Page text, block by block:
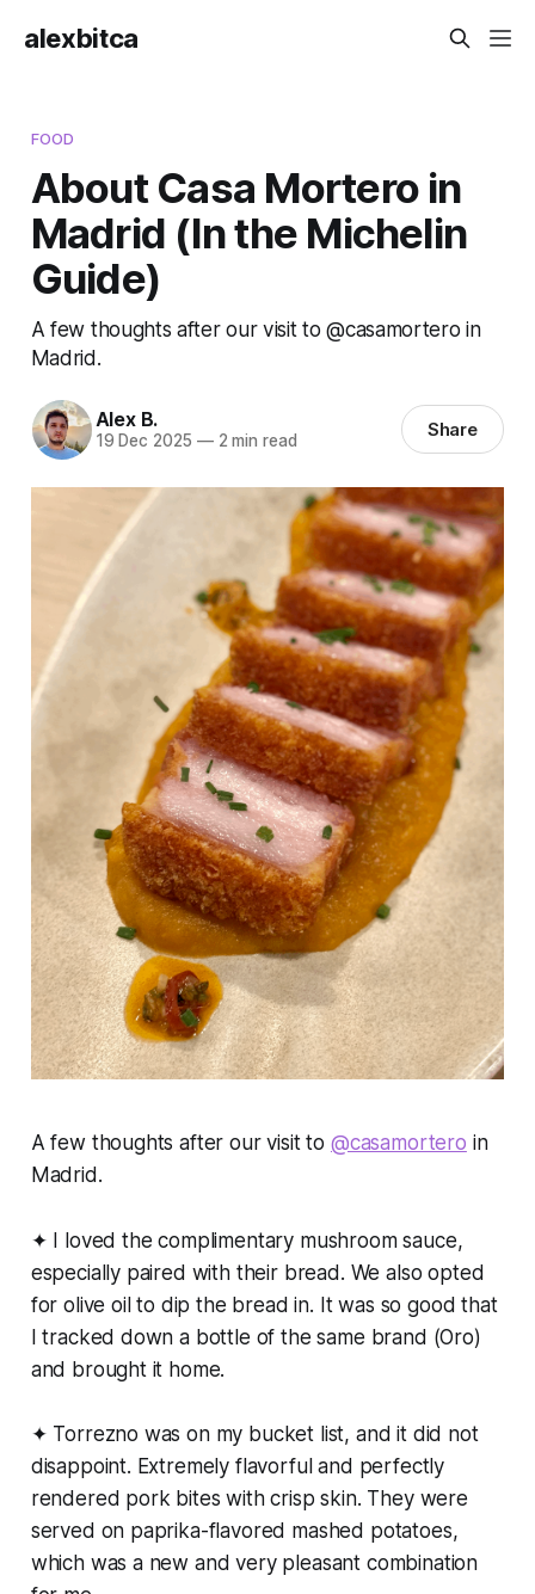
alexbitca
FOOD
About Casa Mortero in
Madrid (In the Michelin
Guide)
A few thoughts after our visit to @casamortero in
Madrid.
Alex B.
19 Dec 2025 —2 min read Share
A few thoughts after our visit to @casamortero in
Madrid.
✦ I loved the complimentary mushroom sauce,
especially paired with their bread. We also opted
for olive oil to dip the bread in. It was so good that
I tracked down a bottle of the same brand (Oro)
and brought it home.
✦ Torrezno was on my bucket list, and it did not
disappoint. Extremely flavorful and perfectly
rendered pork bites with crisp skin. They were
served on paprika-flavored mashed potatoes,
which was a new and very pleasant combination